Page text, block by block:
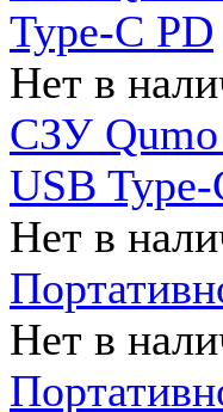
Type-C PD
Нет в
СЗУ Qumo
USB Type-
Нет в
Нет в